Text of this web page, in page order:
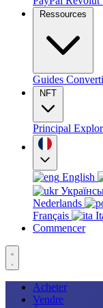
Ressources
Guides
NFT
Principal
English
Nederlands
Français
Commencer
Acheter
Vendre